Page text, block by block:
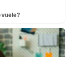
vuele?